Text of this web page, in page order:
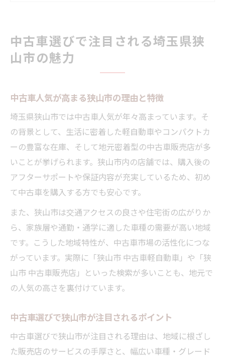
中古車選びで安心感を得る販売店の選び方
狭山市周辺で信頼できる中古車探しの秘訣
中古車選びでアフターサポートを重視しよ
う
狭山市周辺で失敗しない中古車選びの要点
壊れにくい中古車選び成功の秘訣とは
壊れにくい中古車を見極めるチェックポイ
ント
中古車購入で故障リスクを減らす選び方の
コツ
信頼性の高い中古車を選ぶための基準とは
中古車人気車種の壊れにくさを徹底分析
故障しにくい中古車を選ぶ実践テクニック
失敗しない中古車探しに役立つ比較ポイント
目
中古車選びで見逃せない比較ポイントとは
価格や年式で中古車を比較する際の注意点
中古車選びで注目される埼玉県狭
山市の魅力
中古車人気が高まる狭山市の理由と特徴
埼玉県狭山市では中古車人気が年々高まっています。そ
の背景として、生活に密着した軽自動車やコンパクトカ
ーの豊富な在庫、そして地元密着型の中古車販売店が多
いことが挙げられます。狭山市内の店舗では、購入後の
アフターサポートや保証内容が充実しているため、初め
て中古車を購入する方でも安心です。
また、狭山市は交通アクセスの良さや住宅街の広がりか
ら、家族層や通勤・通学に適した車種の需要が高い地域
です。こうした地域特性が、中古車市場の活性化につな
がっています。実際に「狭山市 中古車軽自動車」や「狭
山市 中古車販売店」といった検索が多いことも、地元で
の人気の高さを裏付けています。
中古車選びで狭山市が注目されるポイント
中古車選びで狭山市が注目される理由は、地域に根ざし
た販売店のサービスの手厚さと、幅広い車種・グレード